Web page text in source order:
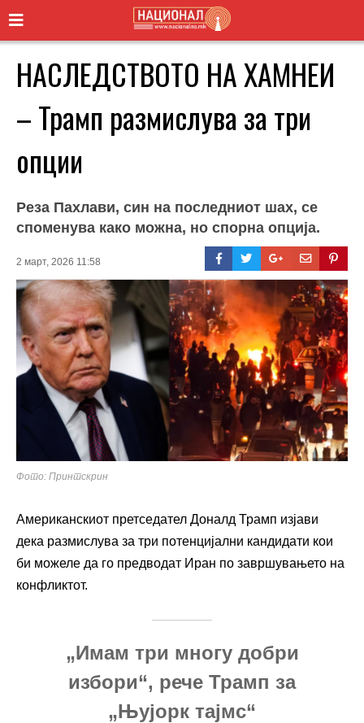
НАСЛЕДСТВОТО НА ХАМНЕИ
– Трамп размислува за три
опции
Реза Пахлави, син на последниот шах, се
споменува како можна, но спорна опција.
2 март, 2026 11:58
Фото: Принтскрин
Американскиот претседател Доналд Трамп изјави
дека размислува за три потенцијални кандидати кои
би можеле да го предводат Иран по завршувањето на
конфликтот.
„Имам три многу добри
избори“, рече Трамп за
„Њујорк тајмс“